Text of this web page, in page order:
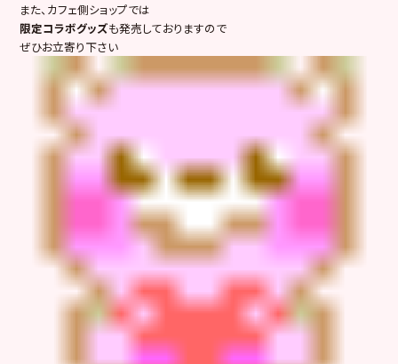
また、カフェ側ショップでは
限定コラボグッズも発売しておりますので
ぜひお立寄り下さい